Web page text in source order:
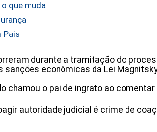
que muda
Pais
durante a tramitação do
econômicas da Lei
chamou o pai de ingrato ao
autoridade judicial é crime de